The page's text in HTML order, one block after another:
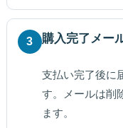
3 購入完了メー
支払い完了後に
す。メールは削
ます。